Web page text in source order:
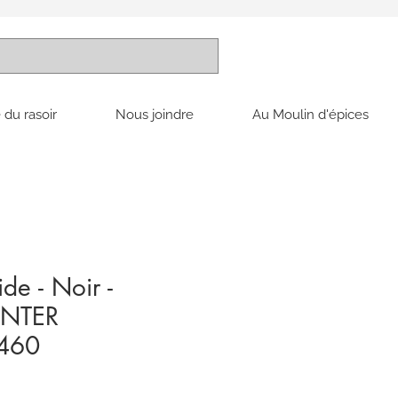
rasoir Nous joindre Au Moulin d'épices
- Noir -